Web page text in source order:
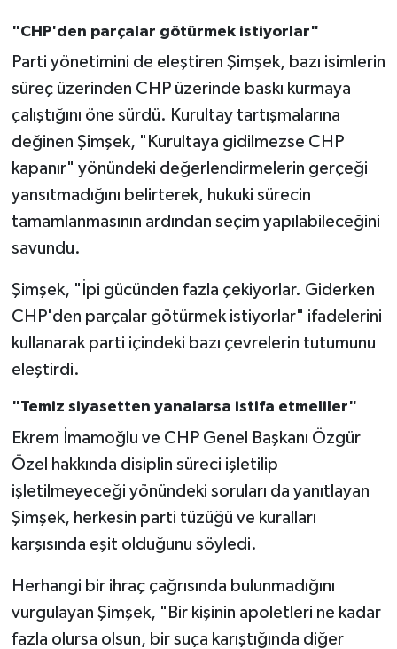
"CHP'den parçalar götürmek istiyorlar"
Parti yönetimini de eleştiren Şimşek, bazı isimlerin
süreç üzerinden CHP üzerinde baskı kurmaya
çalıştığını öne sürdü. Kurultay tartışmalarına
değinen Şimşek, "Kurultaya gidilmezse CHP
kapanır" yönündeki değerlendirmelerin gerçeği
yansıtmadığını belirterek, hukuki sürecin
tamamlanmasının ardından seçim yapılabileceğini
savundu.
Şimşek, "İpi gücünden fazla çekiyorlar. Giderken
CHP'den parçalar götürmek istiyorlar" ifadelerini
kullanarak parti içindeki bazı çevrelerin tutumunu
eleştirdi.
"Temiz siyasetten yanalarsa istifa etmeliler"
Ekrem İmamoğlu ve CHP Genel Başkanı Özgür
Özel hakkında disiplin süreci işletilip
işletilmeyeceği yönündeki soruları da yanıtlayan
Şimşek, herkesin parti tüzüğü ve kuralları
karşısında eşit olduğunu söyledi.
Herhangi bir ihraç çağrısında bulunmadığını
vurgulayan Şimşek, "Bir kişinin apoletleri ne kadar
fazla olursa olsun, bir suça karıştığında diğer